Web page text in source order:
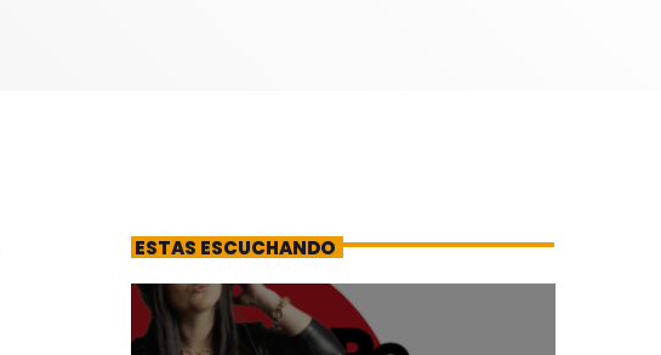
ESTAS ESCUCHANDO